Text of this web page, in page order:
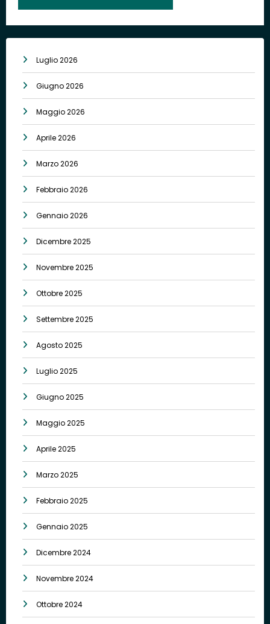
Luglio 2026
Giugno 2026
Maggio 2026
Aprile 2026
Marzo 2026
Febbraio 2026
Gennaio 2026
Dicembre 2025
Novembre 2025
Ottobre 2025
Settembre 2025
Agosto 2025
Luglio 2025
Giugno 2025
Maggio 2025
Aprile 2025
Marzo 2025
Febbraio 2025
Gennaio 2025
Dicembre 2024
Novembre 2024
Ottobre 2024